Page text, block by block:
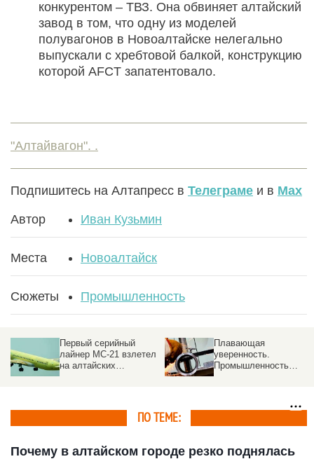
конкурентом – ТВЗ. Она обвиняет алтайский
завод в том, что одну из моделей
полувагонов в Новоалтайске нелегально
выпускали с хребтовой балкой, конструкцию
которой AFCT запатентовало.
"Алтайвагон". .
Подпишитесь на Алтапресс в Телеграме и в Max
Автор Иван Кузьмин
Места Новоалтайск
Сюжеты Промышленность
Первый серийный
лайнер МС-21 взлетел
на алтайских
Плавающая
уверенность.
Промышленность
ПО ТЕМЕ:
Почему в алтайском городе резко поднялась